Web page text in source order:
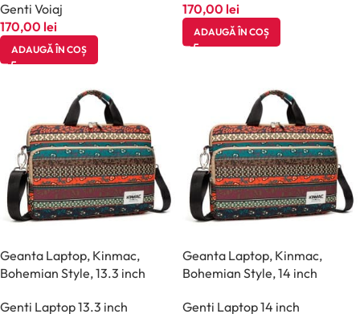
Genti Voiaj
170,00 lei
ADAUGĂ ÎN COȘ
170,00 lei
ADAUGĂ ÎN COȘ
Geanta Laptop, Kinmac,
Bohemian Style, 13.3 inch
Genti Laptop 13.3 inch
Geanta Laptop, Kinmac,
Bohemian Style, 14 inch
Genti Laptop 14 inch